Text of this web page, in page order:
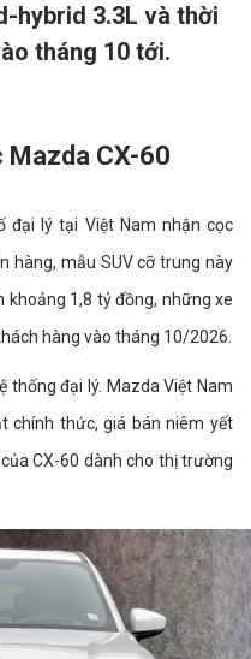
hybrid 3.3L và thời
tháng 10 tới.
CX-60
đại lý tại Việt Nam nhận cọc
hàng, mẫu SUV cỡ trung này
khoảng 1,8 tỷ đồng, những xe
hàng vào tháng 10/2026.
thống đại lý. Mazda Việt Nam
chính thức, giá bán niêm yết
CX-60 dành cho thị trường